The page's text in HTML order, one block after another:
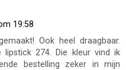
19:58
Ook heel draagbaar.
274. Die kleur vind ik
bestelling zeker in mijn